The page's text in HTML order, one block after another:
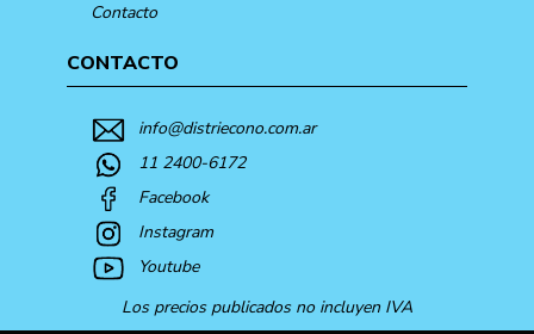
Contacto
CONTACTO
info@distriecono.com.ar
11 2400-6172
Facebook
Instagram
Youtube
Los precios publicados no incluyen IVA